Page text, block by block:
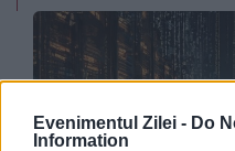
Evenimentul Zilei - Do
Information